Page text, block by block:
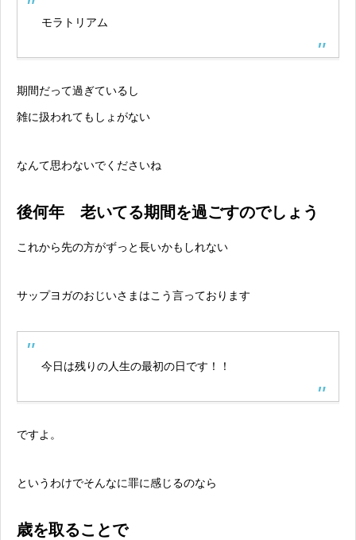
モラトリアム
期間だって過ぎているし
雑に扱われてもしょがない
なんて思わないでくださいね
後何年 老いてる期間を過ごすのでしょう
これから先の方がずっと長いかもしれない
サップヨガのおじいさまはこう言っております
今日は残りの人生の最初の日です！！
ですよ。
というわけでそんなに罪に感じるのなら
歳を取ることで